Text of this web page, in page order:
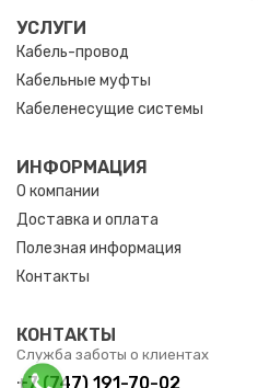
УСЛУГИ
Кабель-провод
Кабельные муфты
Кабеленесущие системы
ИНФОРМАЦИЯ
О компании
Доставка и оплата
Полезная информация
Контакты
КОНТАКТЫ
Служба заботы о клиентах
+7 (747) 191-70-02